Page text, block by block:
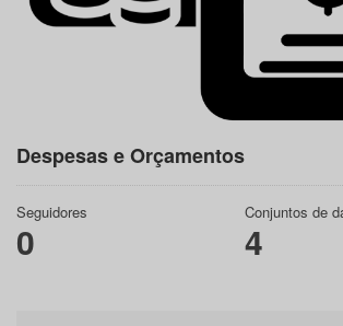
Despesas e Orçamentos
Seguidores
0
Conjuntos de
4